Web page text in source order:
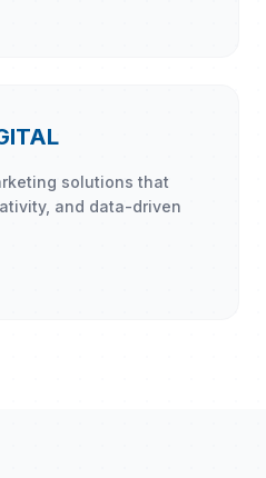
solutions that
and data-driven